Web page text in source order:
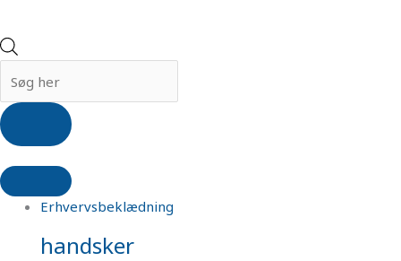
Erhvervsbeklædning
handsker